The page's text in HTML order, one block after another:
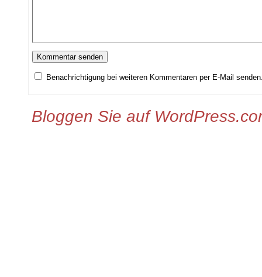
Benachrichtigung bei weiteren Kommentaren per E-Mail
Bloggen Sie auf